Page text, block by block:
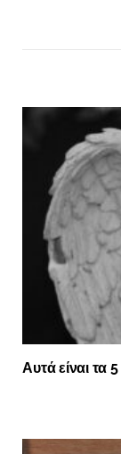
Αυτά είναι τα